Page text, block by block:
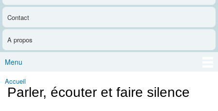
Contact
A propos
Menu
Vous êtes ici
Accueil
Parler, écouter et faire silence